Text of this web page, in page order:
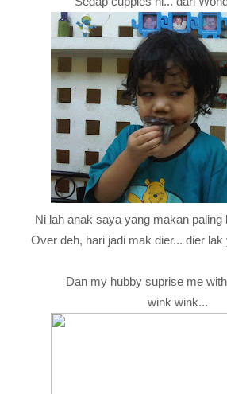
Ni lah anak saya yang makan
Over deh, hari jadi mak dier... dier
Dan my hubby suprise me
wink wink...